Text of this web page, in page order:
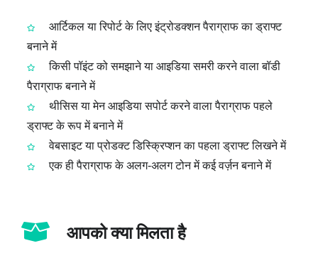
आर्टिकल या रिपोर्ट के लिए इंट्रोडक्शन पैराग्राफ का ड्राफ्ट
बनाने में
किसी पॉइंट को समझाने या आइडिया समरी करने वाला बॉडी
पैराग्राफ बनाने में
थीसिस या मेन आइडिया सपोर्ट करने वाला पैराग्राफ पहले
ड्राफ्ट के रूप में बनाने में
वेबसाइट या प्रोडक्ट डिस्क्रिप्शन का पहला ड्राफ्ट लिखने में
एक ही पैराग्राफ के अलग‑अलग टोन में कई वर्ज़न बनाने में
आपको क्या मिलता है